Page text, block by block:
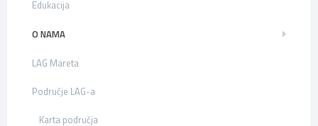
Edukacija
O NAMA
LAG Mareta
Područje LAG-a
Karta područja